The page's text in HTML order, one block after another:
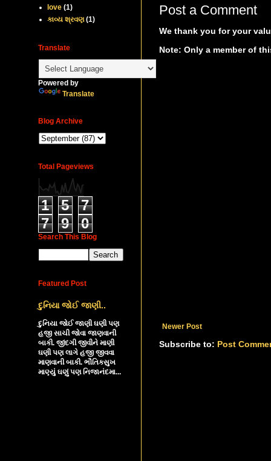
Post a Comment
We thank you for your
Note: Only a member of
Newer Post
Subscribe to: Post
love (1)
કાવ્ય શ્રવણ (1)
Translate
Powered by
Translate
Blog Archive
Total Pageviews
1 5
7
7
9 0
Search This Blog
Featured Post
દુનિયા જોઈ જાણી..
દુનિયા જોઈ જાણી ઘણી પણ
હજી સાચી જોવા જાણવાની
બાકી. જીંદગી જીવીને માણી
ઘણી પણ લાગે હજી જીવવા
માણવાની બાકી. ભૌતિકસુખ
માણ્યું ઘણું પણ નિજાનંદમા...